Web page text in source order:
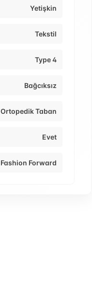
Yetişkin
Tekstil
Type 4
Bağcıksız
Ortopedik Taban
Evet
Fashion Forward